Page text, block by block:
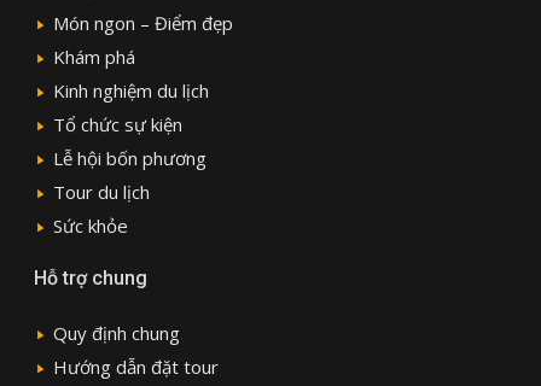
Món ngon – Điểm đẹp
Khám phá
Kinh nghiệm du lịch
Tổ chức sự kiện
Lễ hội bốn phương
Tour du lịch
Sức khỏe
Hỗ trợ chung
Quy định chung
Hướng dẫn đặt tour